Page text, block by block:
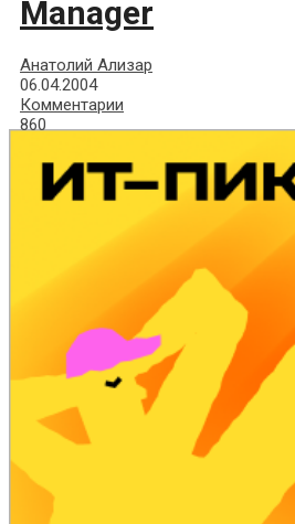
Manager
Анатолий Ализар
06.04.2004
Комментарии
860